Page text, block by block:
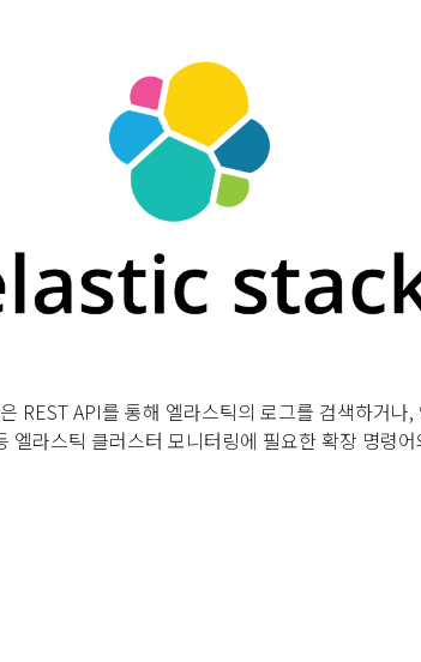
REST API를 통해 엘라스틱의 로그를 검색하거나,
엘라스틱 클러스터 모니터링에 필요한 확장 명령